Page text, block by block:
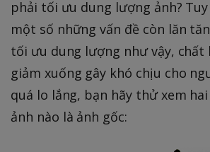
phải tối ưu dung lượng ảnh?
một số những vấn đề còn lăn
tối ưu dung lượng như vậy, chất
giảm xuống gây khó chịu cho
quá lo lắng, bạn hãy thử xem
ảnh nào là ảnh gốc: